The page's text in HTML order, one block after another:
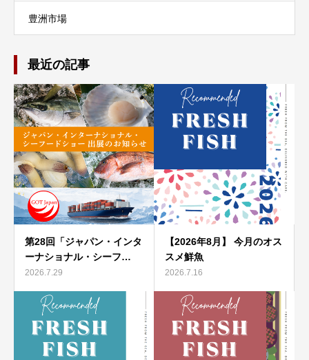
豊洲市場
最近の記事
第28回「ジャパン・インタ
ーナショナル・シーフ…
2026.7.29
【2026年8月】 今月のオス
スメ鮮魚
2026.7.16